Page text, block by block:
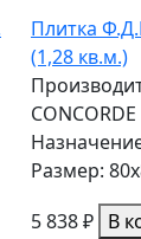
Плитка
(1,28 кв.м.)
Размер:
5 838 ₽ В